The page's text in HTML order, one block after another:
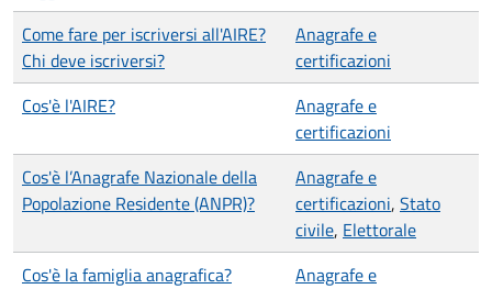
Come fare per iscriversi all'AIRE?
Chi deve iscriversi?
Anagrafe e
certificazioni
Cos'è l'AIRE?
Anagrafe e
certificazioni
Cos'è l’Anagrafe Nazionale della
Popolazione Residente (ANPR)?
Anagrafe e
certificazioni, Stato
civile, Elettorale
Cos'è la famiglia anagrafica?
Anagrafe e